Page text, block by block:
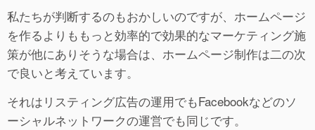
私たちが判断するのもおかしいのですが、ホームページ
を作るよりももっと効率的で効果的なマーケティング施
策が他にありそうな場合は、ホームページ制作は二の次
で良いと考えています。
それはリスティング広告の運用でもFacebookなどのソ
ーシャルネットワークの運営でも同じです。